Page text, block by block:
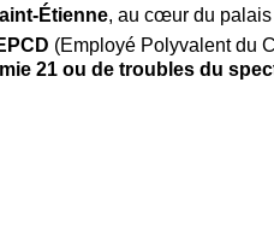
Étienne, au cœur du palais
(Employé Polyvalent du
21 ou de troubles du